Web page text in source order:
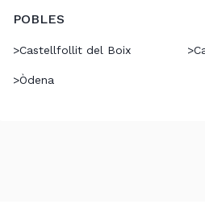
POBLES
>Castellfollit del Boix >
>Òdena